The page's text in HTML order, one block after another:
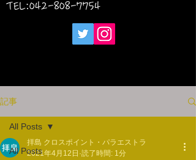
TEL:042-808-7754
記事
All Posts
All Posts
拝島 クロスポイント・パラエストラ
2021年4月12日 読了時間: 1分